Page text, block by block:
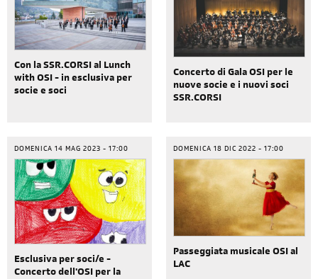
Con la SSR.CORSI al Lunch
with OSI - in esclusiva per
socie e soci
Concerto di Gala OSI per le
nuove socie e i nuovi soci
SSR.CORSI
DOMENICA 14 MAG 2023 - 17:00
Esclusiva per soci/e -
Concerto dell'OSI per la
DOMENICA 18 DIC 2022 - 17:00
Passeggiata musicale OSI al
LAC